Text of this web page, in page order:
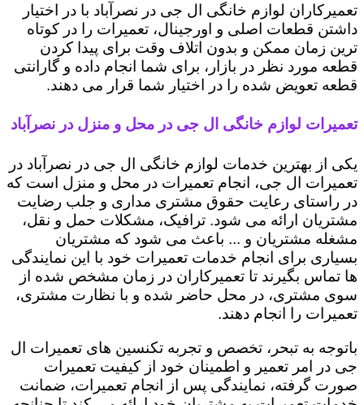
تعمیرکاران لوازم خانگی ال جی در نصرآباد با در اختیار
داشتن قطعات اصلی و اورجینال، تعمیرات را در کوتاه
ترین زمان ممکن و بدون اتلاف وقت برای پیدا کردن
قطعه مورد نظر در بازار، برای شما انجام داده و گارانتی
قطعه تعویض شده را در اختیار شما قرار می دهند.
تعمیرات لوازم خانگی ال جی در محل و منزل در نصرآباد
یکی از بهترین خدمات لوازم خانگی ال جی در نصرآباد در
تعمیرات ال جی، انجام تعمیرات در محل و منزل است که
در راستای رعایت حقوق مشتری مداری و جلب رضایت
مشتریان ارائه می شود. ترافیک، مشکلات حمل و نقل،
مشغله مشتریان و ... باعث می شود که مشتریان
بسیاری برای انجام خدمات تعمیرات خود با این نمایندگی
ها تماس بگیرند تا تعمیرکاران در زمان مشخص شده از
سوی مشتری، در محل حاضر شده و با نظارت مشتری،
تعمیرات را انجام دهند.
باتوجه به تبحر، تخصص و تجربه تکنسین های تعمیرات ال
جی در امر تعمیر و اطمینان خود از کیفیت تعمیرات
صورت گرفته، نمایندگی پس از انجام تعمیرات، ضمانت